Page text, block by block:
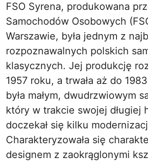
FSO Syrena, produkowana
Samochodów Osobowych
Warszawie, była jednym z
rozpoznawalnych polskich
klasycznych. Jej produkcję
1957 roku, a trwała aż do
była małym, dwudrzwiowym
który w trakcie swojej długiej
doczekał się kilku
Charakteryzowała się
designem z zaokrąglonymi